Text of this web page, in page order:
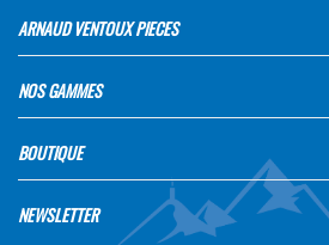
ARNAUD VENTOUX PIECES
NOS GAMMES
BOUTIQUE
NEWSLETTER